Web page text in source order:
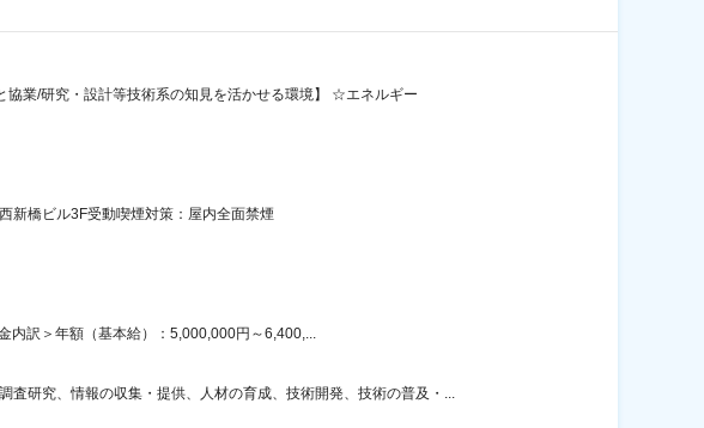
協業/研究・設計等技術系の知見を活かせる環境】 ☆エネルギー
新橋ビル3F受動喫煙対策：屋内全面禁煙
訳＞年額（基本給）：5,000,000円～6,400,...
研究、情報の収集・提供、人材の育成、技術開発、技術の普及・...